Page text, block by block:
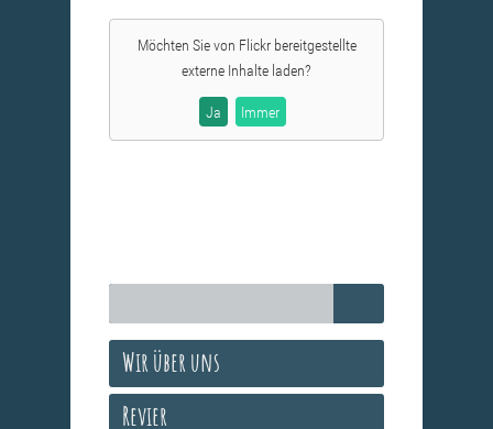
Möchten Sie von Flickrbereitgestellte
externe Inhalte laden?
Ja Immer
Wir über uns
Revier